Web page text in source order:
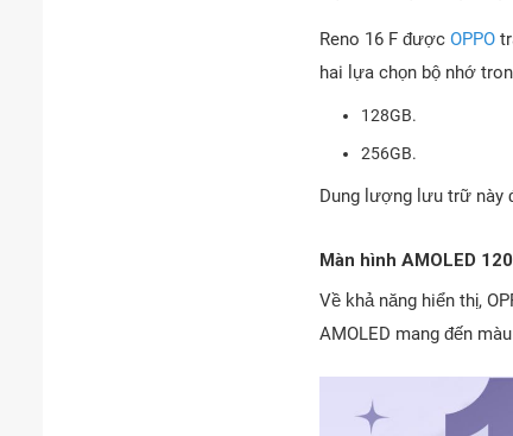
Reno 16 F được OPPO
hai lựa chọn bộ nhớ
128GB.
256GB.
Dung lượng lưu trữ này
Màn hình AMOLED
Về khả năng hiển thị,
AMOLED mang đến